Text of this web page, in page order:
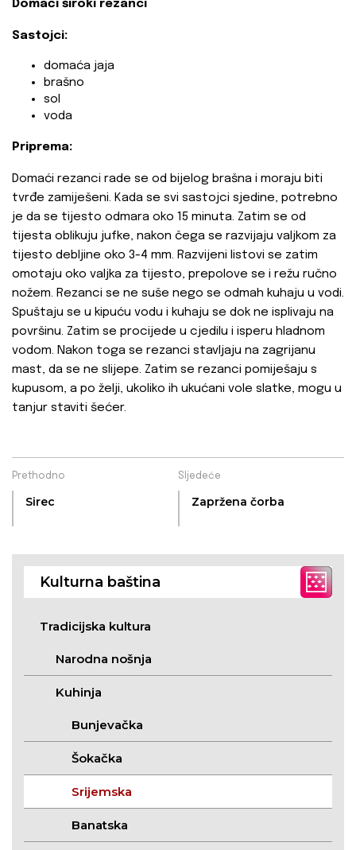
Domaći široki rezanci
Sastojci:
domaća jaja
brašno
sol
voda
Priprema:
Domaći rezanci rade se od bijelog brašna i moraju biti
tvrđe zamiješeni. Kada se svi sastojci sjedine, potrebno
je da se tijesto odmara oko 15 minuta. Zatim se od
tijesta oblikuju jufke, nakon čega se razvijaju valjkom za
tijesto debljine oko 3-4 mm. Razvijeni listovi se zatim
omotaju oko valjka za tijesto, prepolove se i režu ručno
nožem. Rezanci se ne suše nego se odmah kuhaju u vodi.
Spuštaju se u kipuću vodu i kuhaju se dok ne isplivaju na
površinu. Zatim se procijede u cjedilu i isperu hladnom
vodom. Nakon toga se rezanci stavljaju na zagrijanu
mast, da se ne slijepe. Zatim se rezanci pomiješaju s
kupusom, a po želji, ukoliko ih ukućani vole slatke, mogu u
tanjur staviti šećer.
Prethodno
Sirec
Sljedeće
Zapržena čorba
Kulturna baština
Tradicijska kultura
Narodna nošnja
Kuhinja
Bunjevačka
Šokačka
Srijemska
Banatska